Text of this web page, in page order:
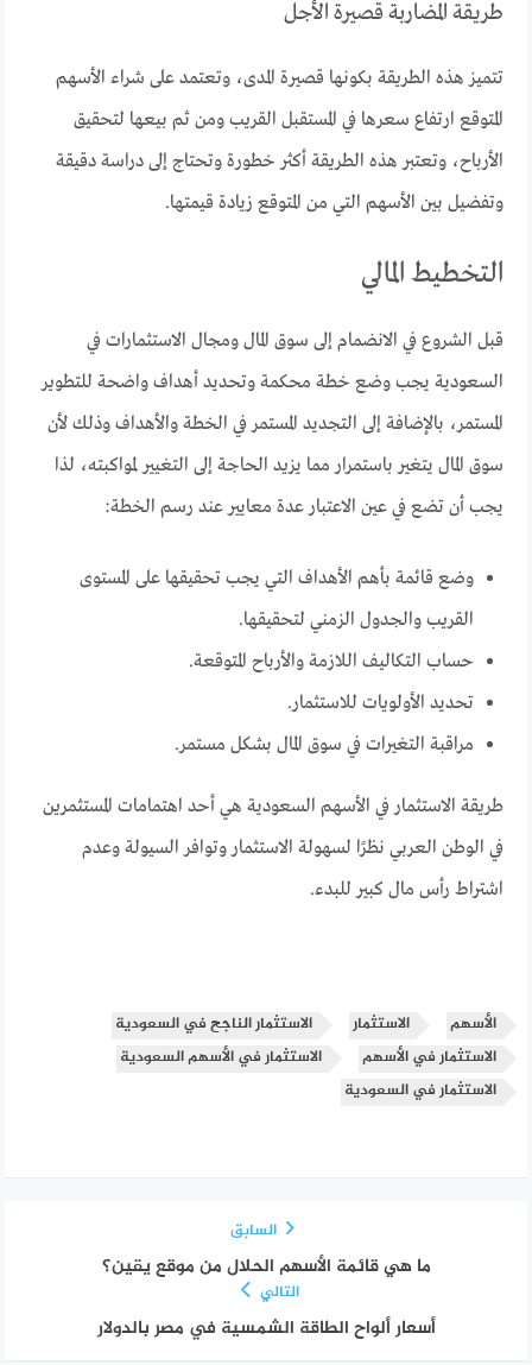
طريقة المضاربة قصيرة الأجل
تتميز هذه الطريقة بكونها قصيرة المدى، وتعتمد على شراء الأسهم
المتوقع ارتفاع سعرها في المستقبل القريب ومن ثم بيعها لتحقيق
الأرباح، وتعتبر هذه الطريقة أكثر خطورة وتحتاج إلى دراسة دقيقة
وتفضيل بين الأسهم التي من المتوقع زيادة قيمتها.
التخطيط المالي
قبل الشروع في الانضمام إلى سوق المال ومجال الاستثمارات في
السعودية يجب وضع خطة محكمة وتحديد أهداف واضحة للتطوير
المستمر، بالإضافة إلى التجديد المستمر في الخطة والأهداف وذلك لأن
سوق المال يتغير باستمرار مما يزيد الحاجة إلى التغيير لمواكبته، لذا
يجب أن تضع في عين الاعتبار عدة معايير عند رسم الخطة:
وضع قائمة بأهم الأهداف التي يجب تحقيقها على المستوى
القريب والجدول الزمني لتحقيقها.
حساب التكاليف اللازمة والأرباح المتوقعة.
تحديد الأولويات للاستثمار.
مراقبة التغيرات في سوق المال بشكل مستمر.
طريقة الاستثمار في الأسهم السعودية هي أحد اهتمامات المستثمرين
في الوطن العربي نظرًا لسهولة الاستثمار وتوافر السيولة وعدم
اشتراط رأس مال كبير للبدء.
الأسهم الاستثمار
الاستثمار الناجح في السعودية
الاستثمار في الأسهم
الاستثمار في الأسهم السعودية
الاستثمار في السعودية
السابق
ما هي قائمة الأسهم الحلال من موقع يقين؟
التالي
أسعار ألواح الطاقة الشمسية في مصر بالدولار